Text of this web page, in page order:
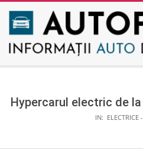
Skip
content
MenuHypercarul electric de
IN: ELECTRICE